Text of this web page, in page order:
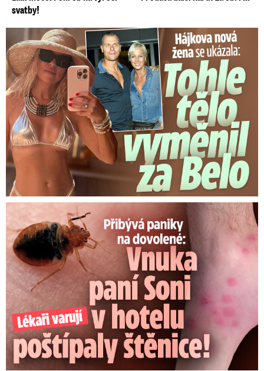
svatby!
Tohle tělo nahradilo Belo: Nová partnerka se ukázala...
Panika na dovolené: Vnuka Soni v hotelu poštípaly štěnice!